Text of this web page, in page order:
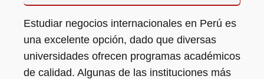
Estudiar negocios internacionales en Perú es
una excelente opción, dado que diversas
universidades ofrecen programas académicos
de calidad. Algunas de las instituciones más